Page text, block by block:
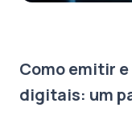
Como emitir
digitais: um